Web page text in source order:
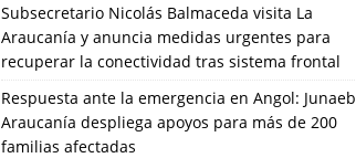
Subsecretario Nicolás Balmaceda visita La
Araucanía y anuncia medidas urgentes para
recuperar la conectividad tras sistema frontal
Respuesta ante la emergencia en Angol: Junaeb
Araucanía despliega apoyos para más de 200
familias afectadas